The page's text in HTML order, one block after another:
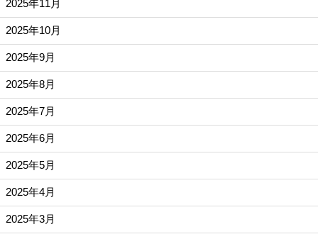
2025年11月
2025年10月
2025年9月
2025年8月
2025年7月
2025年6月
2025年5月
2025年4月
2025年3月